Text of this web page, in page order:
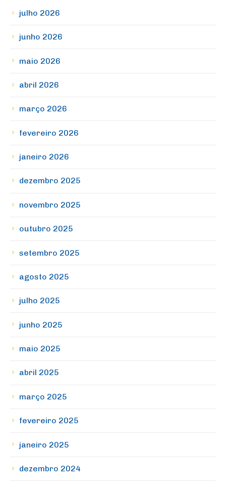
julho 2026
junho 2026
maio 2026
abril 2026
março 2026
fevereiro 2026
janeiro 2026
dezembro 2025
novembro 2025
outubro 2025
setembro 2025
agosto 2025
julho 2025
junho 2025
maio 2025
abril 2025
março 2025
fevereiro 2025
janeiro 2025
dezembro 2024